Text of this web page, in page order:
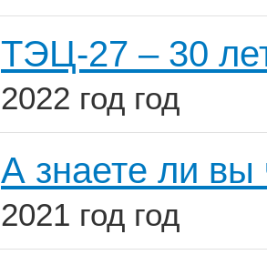
ТЭЦ-27 – 30
2022 год год
А знаете ли вы
2021 год год